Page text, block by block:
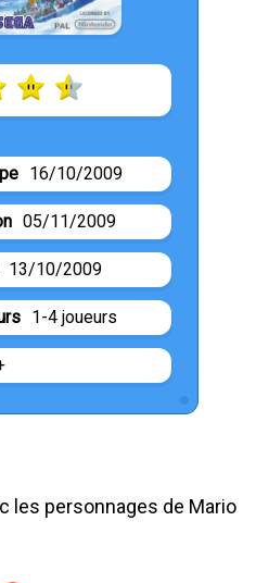
16/10/2009
05/11/2009
13/10/2009
1-4 joueurs